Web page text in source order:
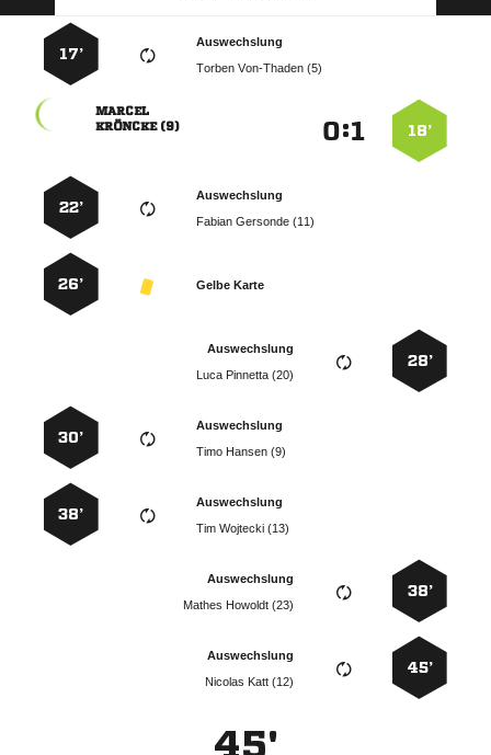
Auswechslung
  
17’
18’
:

 
Auswechslung
  
22’
Gelbe Karte
26’
28’
Auswechslung
  
Auswechslung
  
30’
Auswechslung
  
38’
38’
Auswechslung
  
45’
Auswechslung
  
45'